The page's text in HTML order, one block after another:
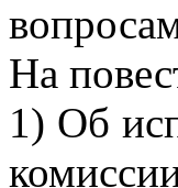
На
1) Об